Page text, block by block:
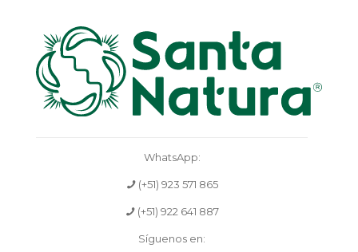
WhatsApp:
(+51) 923 571 865
(+51) 922 641 887
Síguenos en: